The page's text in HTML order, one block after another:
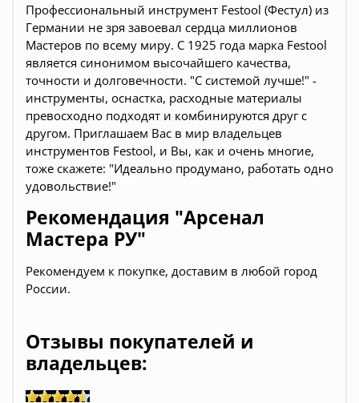
Профессиональный инструмент Festool (Фестул) из
Германии не зря завоевал сердца миллионов
Мастеров по всему миру. С 1925 года марка Festool
является синонимом высочайшего качества,
точности и долговечности. "С системой лучше!" -
инструменты, оснастка, расходные материалы
превосходно подходят и комбинируются друг с
другом. Приглашаем Вас в мир владельцев
инструментов Festool, и Вы, как и очень многие,
тоже скажете: "Идеально продумано, работать одно
удовольствие!"
Рекомендация "Арсенал
Мастера РУ"
Рекомендуем к покупке, доставим в любой город
России.
Отзывы покупателей и
владельцев: